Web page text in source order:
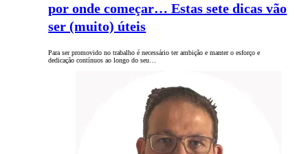
por onde começar… Estas sete dicas vão
ser (muito) úteis
Para ser promovido no trabalho é necessário ter ambição e manter o esforço e
dedicação contínuos ao longo do seu…